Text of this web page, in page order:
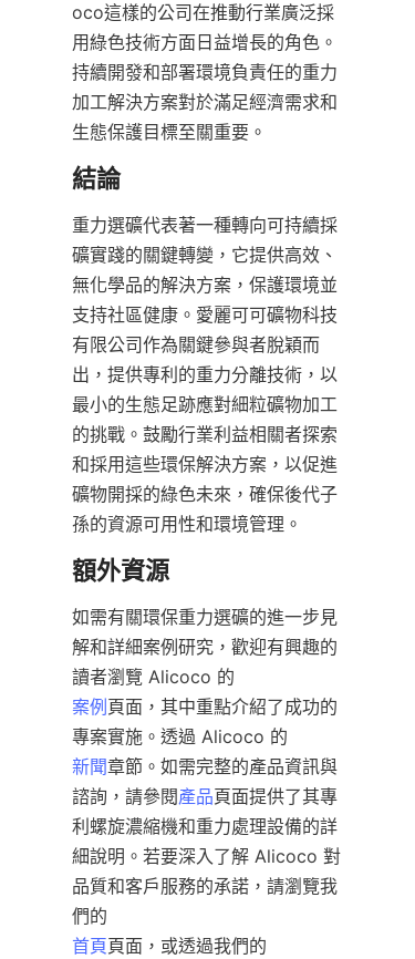
oco這樣的公司在推動行業廣泛採
用綠色技術方面日益增長的角色。
持續開發和部署環境負責任的重力
加工解決方案對於滿足經濟需求和
生態保護目標至關重要。
重力選礦代表著一種轉向可持續採
礦實踐的關鍵轉變，它提供高效、
無化學品的解決方案，保護環境並
支持社區健康。愛麗可可礦物科技
有限公司作為關鍵參與者脫穎而
出，提供專利的重力分離技術，以
最小的生態足跡應對細粒礦物加工
的挑戰。鼓勵行業利益相關者探索
和採用這些環保解決方案，以促進
礦物開採的綠色未來，確保後代子
孫的資源可用性和環境管理。
如需有關環保重力選礦的進一步見
解和詳細案例研究，歡迎有興趣的
案例 頁面，其中重點介紹了成功的
新聞章節。如需完整的產品資訊與
諮詢，請參閱產品頁面提供了其專
利螺旋濃縮機和重力處理設備的詳
細說明。若要深入了解 Alicoco 對
品質和客戶服務的承諾，請瀏覽我
首頁